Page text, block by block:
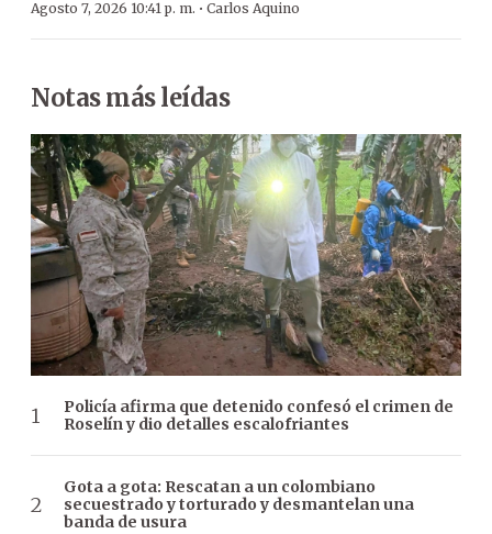
Agosto 7, 2026 10:41 p. m. · Carlos Aquino
Notas más leídas
Policía afirma que detenido confesó el crimen de
Roselín y dio detalles escalofriantes
Gota a gota: Rescatan a un colombiano
secuestrado y torturado y desmantelan una
banda de usura